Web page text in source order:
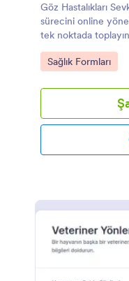
Göz Hastalıkları
sürecini online
tek noktada
toplama ve takip
Go to Category:
Sağlık Formları